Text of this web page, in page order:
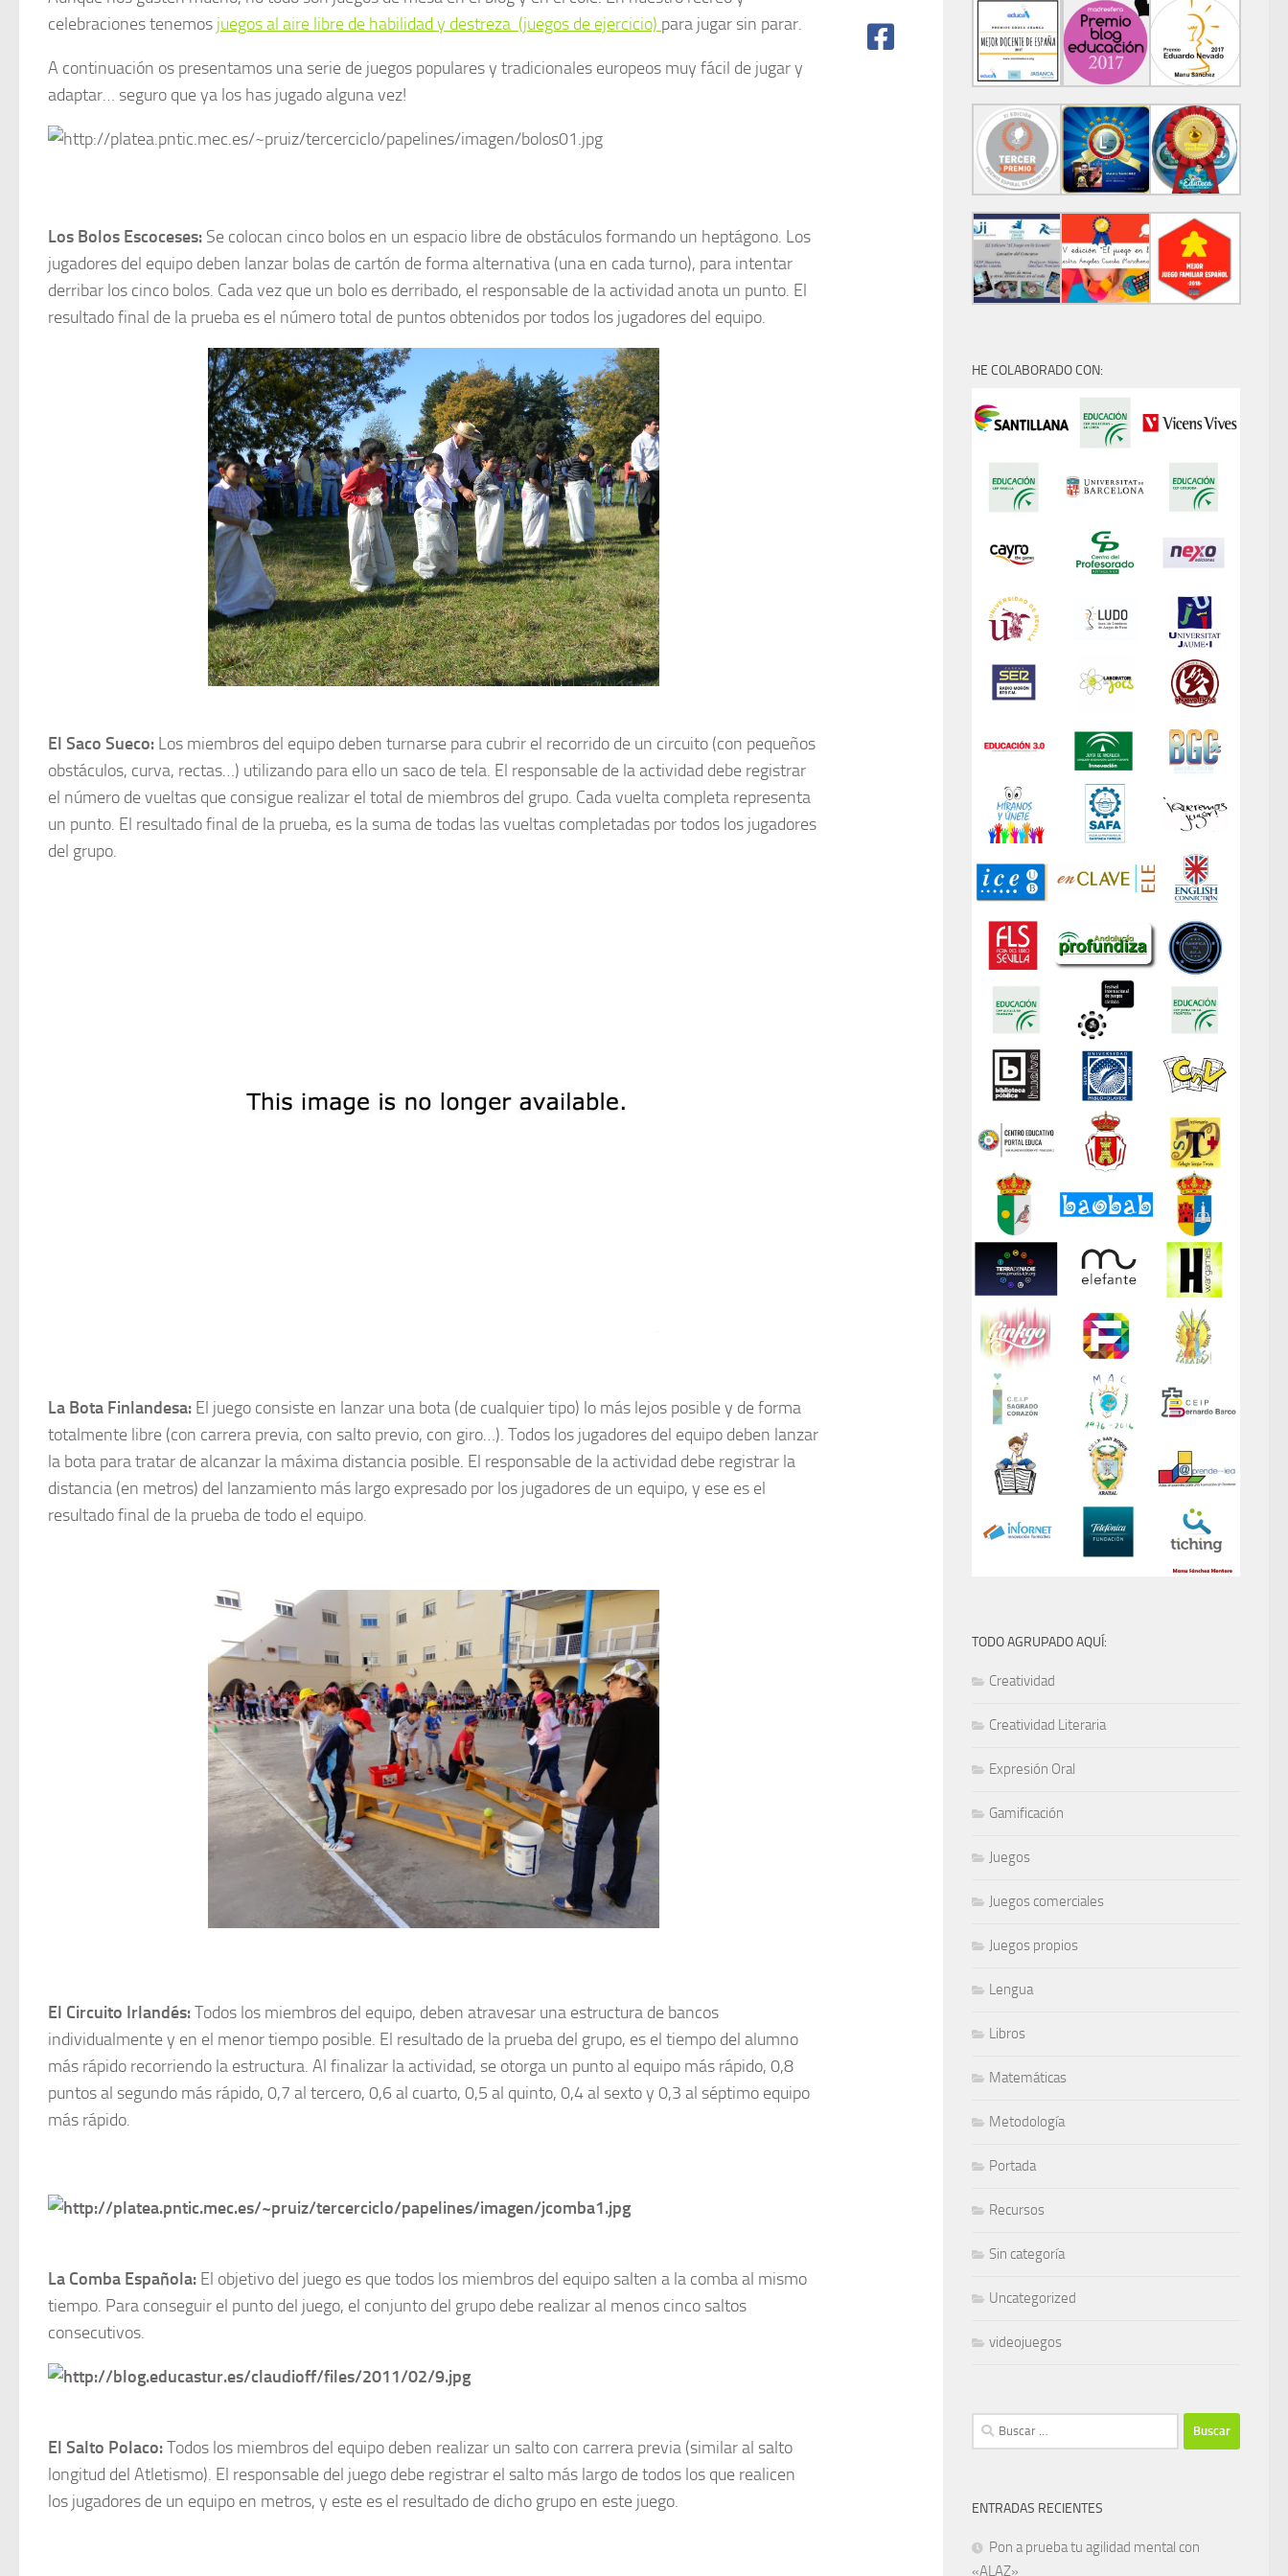
celebraciones tenemos juegos al aire libre de habilidad y destreza (juegos de ejercicio) para jugar sin parar.
A continuación os presentamos una serie de juegos populares y tradicionales europeos muy fácil de jugar y
adaptar… seguro que ya los has jugado alguna vez!
Los Bolos Escoceses: Se colocan cinco bolos en un espacio libre de obstáculos formando un heptágono. Los
jugadores del equipo deben lanzar bolas de cartón de forma alternativa (una en cada turno), para intentar
derribar los cinco bolos. Cada vez que un bolo es derribado, el responsable de la actividad anota un punto. El
resultado final de la prueba es el número total de puntos obtenidos por todos los jugadores del equipo.
El Saco Sueco: Los miembros del equipo deben turnarse para cubrir el recorrido de un circuito (con pequeños
obstáculos, curva, rectas…) utilizando para ello un saco de tela. El responsable de la actividad debe registrar
el número de vueltas que consigue realizar el total de miembros del grupo. Cada vuelta completa representa
un punto. El resultado final de la prueba, es la suma de todas las vueltas completadas por todos los jugadores
del grupo.
La Bota Finlandesa: El juego consiste en lanzar una bota (de cualquier tipo) lo más lejos posible y de forma
totalmente libre (con carrera previa, con salto previo, con giro…). Todos los jugadores del equipo deben lanzar
la bota para tratar de alcanzar la máxima distancia posible. El responsable de la actividad debe registrar la
distancia (en metros) del lanzamiento más largo expresado por los jugadores de un equipo, y ese es el
resultado final de la prueba de todo el equipo.
El Circuito Irlandés:Todos los miembros del equipo, deben atravesar una estructura de bancos
individualmente y en el menor tiempo posible. El resultado de la prueba del grupo, es el tiempo del alumno
más rápido recorriendo la estructura. Al finalizar la actividad, se otorga un punto al equipo más rápido, 0,8
puntos al segundo más rápido, 0,7 al tercero, 0,6 al cuarto, 0,5 al quinto, 0,4 al sexto y 0,3 al séptimo equipo
más rápido.
La Comba Española: El objetivo del juego es que todos los miembros del equipo salten a la comba al mismo
tiempo. Para conseguir el punto del juego, el conjunto del grupo debe realizar al menos cinco saltos
consecutivos.
El Salto Polaco:Todos los miembros del equipo deben realizar un salto con carrera previa (similar al salto
longitud del Atletismo). El responsable del juego debe registrar el salto más largo de todos los que realicen
los jugadores de un equipo en metros, y este es el resultado de dicho grupo en este juego.
HE COLABORADO CON:
TODO AGRUPADO AQUÍ:
Creatividad
Creatividad Literaria
Expresión Oral
Gamificación
Juegos
Juegos comerciales
Juegos propios
Lengua
Libros
Matemáticas
Metodología
Portada
Recursos
Sin categoría
Uncategorized
videojuegos
Buscar:
ENTRADAS RECIENTES
Pon a prueba tu agilidad mental con
«ALAZ»